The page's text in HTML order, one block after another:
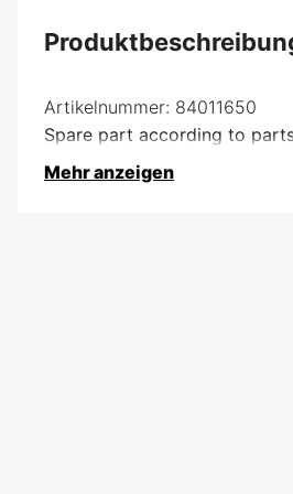
Artikelnummer: 84011650
Spare part according to
Mehr anzeigen